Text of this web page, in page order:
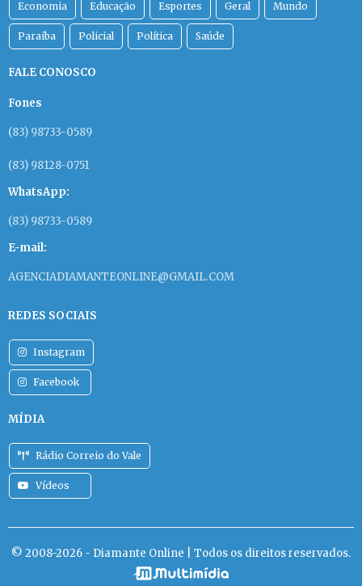
Economia Educação Esportes Geral Mundo
Paraíba Policial Política Saúde
FALE CONOSCO
Fones
(83) 98733-0589
(83) 98128-0751
WhatsApp:
(83) 98733-0589
E-mail:
AGENCIADIAMANTEONLINE@GMAIL.COM
REDES SOCIAIS
Instagram
Facebook
MÍDIA
Rádio Correio do Vale
Vídeos
© 2008-2026 - Diamante Online | Todos os direitos reservados.